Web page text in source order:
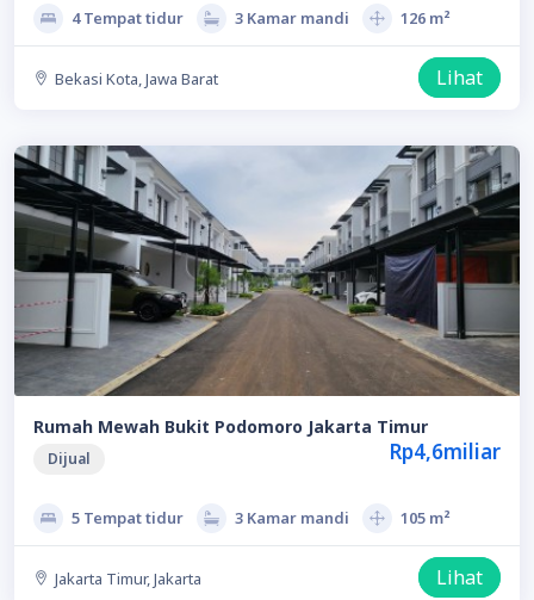
4 Tempat tidur 3 Kamar mandi 126 m²
Bekasi Kota, Jawa Barat Lihat
Rumah Mewah Bukit Podomoro Jakarta Timur
Dijual Rp4,6miliar
5 Tempat tidur 3 Kamar mandi 105 m²
Jakarta Timur, Jakarta Lihat